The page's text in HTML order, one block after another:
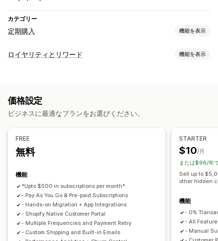
カテゴリー
定期購入 機能を表示
サブスクリプション・定期購入タイプ
有形商品 カスタムの定期購入
定期的な支払い
段階的な価格設定
1回限りの決済
ロイヤリティとリワード 機能を表示
アフィリエイトプログラム
早期アクセス
サービス
バッジ カスタムリワード
価格設定
ビジネスに最適なプランをお選びください。
FREE
無料
機能
*Upto $500 in subscriptions per month*
- Pay As You Go & Pre-paid Subscriptions
- Hands-on Migration + App Integrations
- Shopify Native Customer Portal
- Multiple Frequencies and Payment Retry
- Custom Shipping and Built-in Emails
STARTER
$10/月
または$96/年
Sell up to
other hidden
機能
- 0%
- All
- Manual